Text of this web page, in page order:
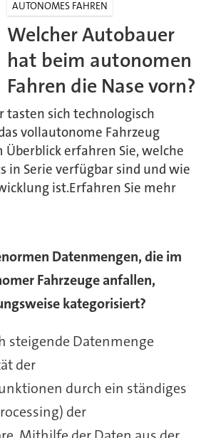
AUTONOMES FAHREN
Welcher Autobauer
hat beim autonomen
Fahren die Nase vorn?
tasten sich technologisch
vollautonome Fahrzeug
Überblick erfahren Sie, welche
in Serie verfügbar sind und wie
ist.Erfahren Sie mehr
Datenmengen, die im
Fahrzeuge anfallen,
kategorisiert?
steigende Datenmenge
der
durch ein ständiges
der